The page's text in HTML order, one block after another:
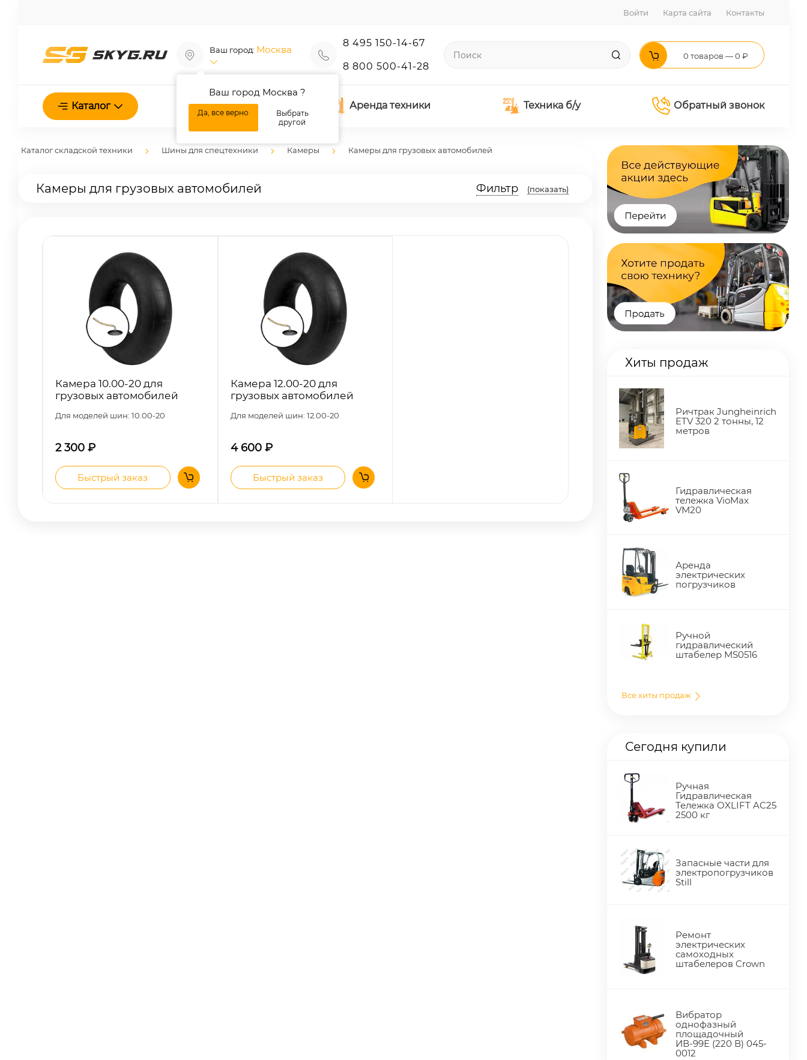
Войти Карта сайта Контакты
Ваш город: Москва
Ваш город Москва ?
Да, все верно
Выбрать
другой
8 495 150-14-67
8 800 500-41-28
0 товаров — 0 ₽
Каталог О нас Аренда техники Техника б/у Обратный звонок
Каталог складской техники Шины для спецтехники Камеры Камеры для грузовых автомобилей
Камеры для грузовых автомобилей Фильтр (показать)
Камера 10.00-20 для
грузовых автомобилей
Для моделей шин: 10.00-20
2 300 ₽
Быстрый заказ
Камера 12.00-20 для
грузовых автомобилей
Для моделей шин: 12.00-20
4 600 ₽
Быстрый заказ
Хиты продаж
Ричтрак Jungheinrich
ETV 320 2 тонны, 12
метров
Гидравлическая
тележка VioMax
VM20
Аренда
электрических
погрузчиков
Ручной
гидравлический
штабелер MS0516
Все хиты продаж
Сегодня купили
Ручная
Гидравлическая
Тележка OXLIFT AC25
2500 кг
Запасные части для
электропогрузчиков
Still
Ремонт
электрических
самоходных
штабелеров Crown
Вибратор
однофазный
площадочный
ИВ-99Е (220 В) 045-
0012